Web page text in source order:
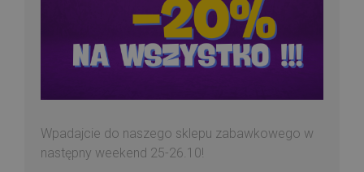
Wpadajcie do naszego sklepu zabawkowego w
następny weekend 25-26.10!